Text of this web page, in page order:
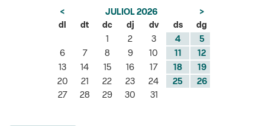
< JULIOL 2026
>
dl
dt dc dj dv ds
dg
1
2 3 4
5
6
7 8 9 10 11
12
13
14 15 16 17 18
19
20
21 22 23 24 25
26
27
28 29 30 31